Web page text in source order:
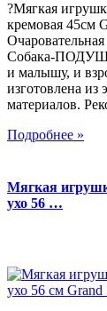
?Мягкая
кремовая 45см
Собака-
и малышу, и
изготовлена из
материалов.
Подробнее »
Мягкая
ухо 56 …